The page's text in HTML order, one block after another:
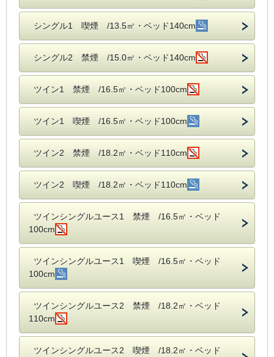
シングル1 喫煙 /13.5㎡・ベッド140cm
シングル2 禁煙 /15.0㎡・ベッド140cm
ツイン1 禁煙 /16.5㎡・ベッド100cm
ツイン1 喫煙 /16.5㎡・ベッド100cm
ツイン2 禁煙 /18.2㎡・ベッド110cm
ツイン2 喫煙 /18.2㎡・ベッド110cm
ツインシングルユース1 禁煙 /16.5㎡・ベッド
100cm
ツインシングルユース1 喫煙 /16.5㎡・ベッド
100cm
ツインシングルユース2 禁煙 /18.2㎡・ベッド
110cm
ツインシングルユース2 喫煙 /18.2㎡・ベッド